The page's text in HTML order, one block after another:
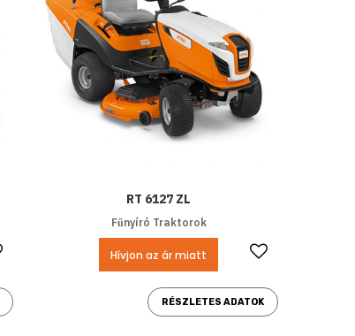
Kedvencekhez ad
RT 6127 ZL
Fűnyíró Traktorok
Hívjon az ár miatt
RÉSZLETES ADATOK